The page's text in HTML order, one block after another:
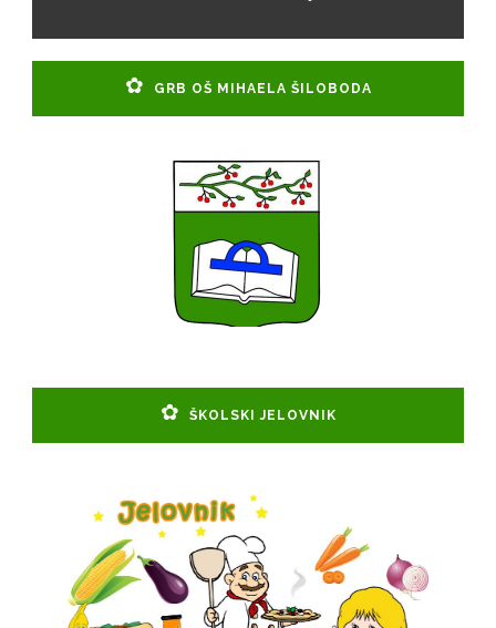
GRB OŠ MIHAELA ŠILOBODA
ŠKOLSKI JELOVNIK